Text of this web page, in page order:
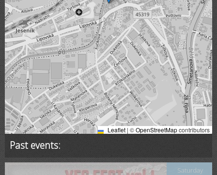
Leaflet | ©OpenStreetMapcontributors
Past events:
Saturday